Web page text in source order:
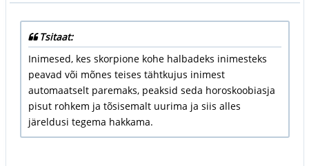
Tsitaat:
Inimesed, kes skorpione kohe halbadeks inimesteks
peavad või mõnes teises tähtkujus inimest
automaatselt paremaks, peaksid seda horoskoobiasja
pisut rohkem ja tõsisemalt uurima ja siis alles
järeldusi tegema hakkama.